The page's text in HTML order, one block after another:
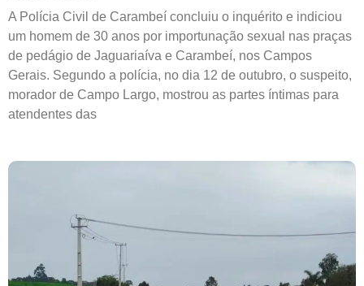
A Polícia Civil de Carambeí concluiu o inquérito e indiciou
um homem de 30 anos por importunação sexual nas praças
de pedágio de Jaguariaíva e Carambeí, nos Campos
Gerais. Segundo a polícia, no dia 12 de outubro, o suspeito,
morador de Campo Largo, mostrou as partes íntimas para
atendentes das